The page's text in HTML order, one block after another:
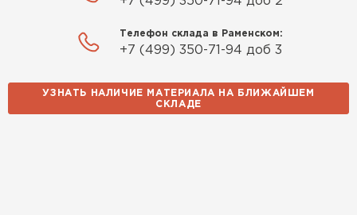
Телефон склада в Раменском:
+7 (499) 350-71-94 доб 3
УЗНАТЬ НАЛИЧИЕ МАТЕРИАЛА НА БЛИЖАЙШЕМ
СКЛАДЕ